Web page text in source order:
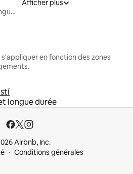
Locations moyenne et longue durée
Afficher plus
en fonction des zones
longue durée
Airbnb, Inc.
Conditions générales